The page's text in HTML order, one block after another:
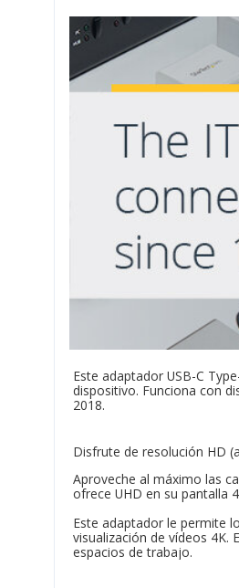
Este adaptador USB-C
dispositivo. Funciona con
2018.
Disfrute de resolución HD
Aproveche al máximo las
ofrece UHD en su pantalla
Este adaptador le permite
visualización de vídeos 4K.
espacios de trabajo.